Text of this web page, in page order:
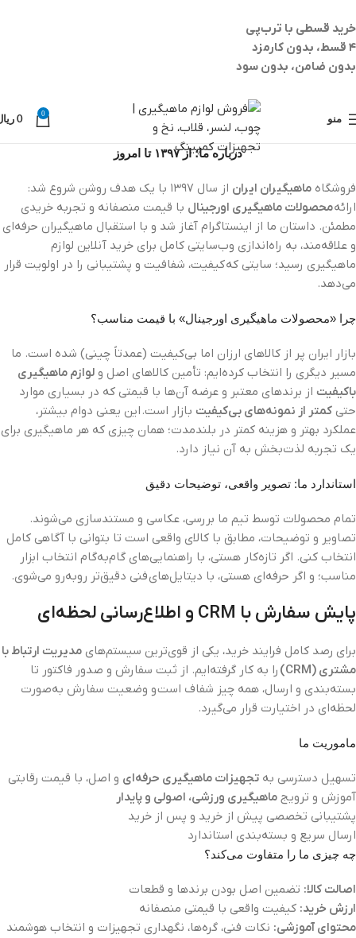
خرید قسطی با ترب‌پی
۴ قسط، بدون کارمزد
بدون ضامن، بدون سود
منو
0
0
درباره ما؛ از ۱۳۹۷ تا امروز
فروشگاه ماهیگیران ایران
از سال ۱۳۹۷ با یک هدف روشن شروع شد:
ارائهمحصولات ماهیگیری اورجینال با قیمت منصفانه و تجربه خریدی
مطمئن. داستان ما از اینستاگرام آغاز شد و با استقبال ماهیگیران حرفه‌ای
و علاقه‌مند، به راه‌اندازی وب‌سایتی کامل برای خرید آنلاین لوازم
ماهیگیری رسید؛ سایتی که کیفیت، شفافیت و پشتیبانی را در اولویت قرار
می‌دهد.
چرا «محصولات ماهیگیری اورجینال» با قیمت مناسب؟
بازار ایران پر از کالاهای ارزان اما بی‌کیفیت (عمدتاً چینی) شده است. ما
مسیر دیگری را انتخاب کرده‌ایم: تأمین کالاهای اصل و لوازم ماهیگیری
باکیفیت از برندهای معتبر و عرضه آن‌ها با قیمتی که در بسیاری موارد
حتی کمتر از نمونه‌های بی‌کیفیت بازار است. این یعنی دوام بیشتر،
عملکرد بهتر و هزینه کمتر در بلندمدت؛ همان چیزی که هر ماهیگیری برای
یک تجربه لذت‌بخش به آن نیاز دارد.
استاندارد ما: تصویر واقعی، توضیحات دقیق
تمام محصولات توسط تیم ما بررسی، عکاسی و مستندسازی می‌شوند.
تصاویر و توضیحات، مطابق با کالای واقعی است تا بتوانی با آگاهی کامل
انتخاب کنی. اگر تازه‌کار هستی، با راهنمایی‌های گام‌به‌گام انتخاب ابزار
مناسب؛ و اگر حرفه‌ای هستی، با دیتایل‌های فنی دقیق‌تر روبه‌رو می‌شوی.
پایش سفارش با CRM و اطلاع‌رسانی لحظه‌ای
برای رصد کامل فرایند خرید، یکی از قوی‌ترین سیستم‌های مدیریت ارتباط با
مشتری (CRM)
را به کار گرفته‌ایم. از ثبت سفارش و صدور فاکتور تا
بسته‌بندی و ارسال، همه چیز شفاف است و وضعیت سفارش به‌صورت
لحظه‌ای در اختیارت قرار می‌گیرد.
ماموریت ما
تسهیل دسترسی به تجهیزات ماهیگیری حرفه‌ای و اصل، با قیمت رقابتی
آموزش و ترویج ماهیگیری ورزشی، اصولی و پایدار
پشتیبانی تخصصی پیش از خرید و پس از خرید
ارسال سریع و بسته‌بندی استاندارد
چه چیزی ما را متفاوت می‌کند؟
اصالت کالا: تضمین اصل بودن برندها و قطعات
ارزش خرید: کیفیت واقعی با قیمتی منصفانه
محتوای آموزشی: نکات فنی، گره‌ها، نگهداری تجهیزات و انتخاب هوشمند